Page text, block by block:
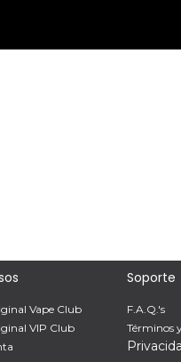
Soporte
F.A.Q.'s
Términos
Vape Club
VIP Club